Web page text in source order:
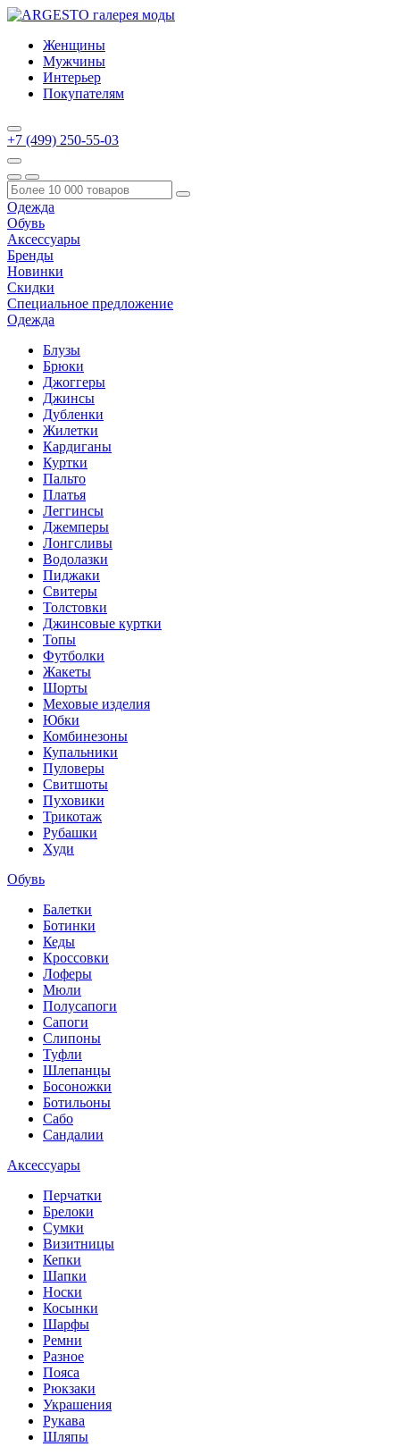
Женщины
Мужчины
Интерьер
Покупателям
+7 (499) 250-55-03
Одежда
Обувь
Аксессуары
Бренды
Новинки
Скидки
Специальное предложение
Одежда
Блузы
Брюки
Джоггеры
Джинсы
Дубленки
Жилетки
Кардиганы
Куртки
Пальто
Платья
Леггинсы
Джемперы
Лонгсливы
Водолазки
Пиджаки
Свитеры
Толстовки
Джинсовые куртки
Топы
Футболки
Жакеты
Шорты
Меховые изделия
Юбки
Комбинезоны
Купальники
Пуловеры
Свитшоты
Пуховики
Трикотаж
Рубашки
Худи
Обувь
Балетки
Ботинки
Кеды
Кроссовки
Лоферы
Мюли
Полусапоги
Сапоги
Слипоны
Туфли
Шлепанцы
Босоножки
Ботильоны
Сабо
Сандалии
Аксессуары
Перчатки
Брелоки
Сумки
Визитницы
Кепки
Шапки
Носки
Косынки
Шарфы
Ремни
Разное
Пояса
Рюкзаки
Украшения
Рукава
Шляпы